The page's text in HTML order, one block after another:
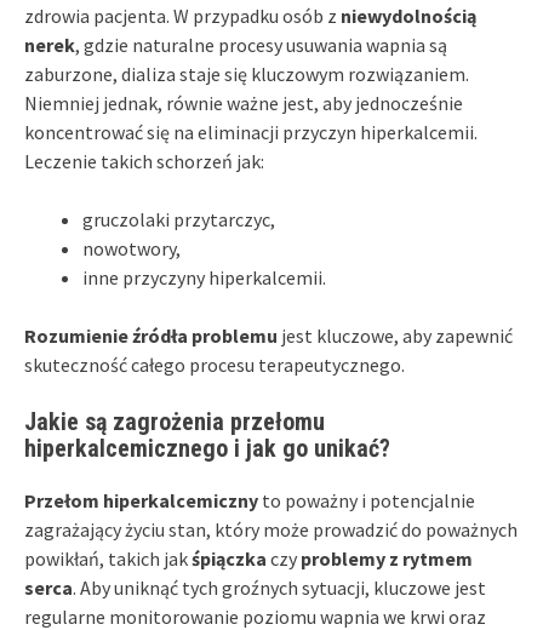
zdrowia pacjenta. W przypadku osób z niewydolnością
nerek, gdzie naturalne procesy usuwania wapnia są
zaburzone, dializa staje się kluczowym rozwiązaniem.
Niemniej jednak, równie ważne jest, aby jednocześnie
koncentrować się na eliminacji przyczyn hiperkalcemii.
Leczenie takich schorzeń jak:
gruczolaki przytarczyc,
nowotwory,
inne przyczyny hiperkalcemii.
Rozumienie źródła problemu jest kluczowe, aby zapewnić
skuteczność całego procesu terapeutycznego.
Jakie są zagrożenia przełomu
hiperkalcemicznego i jak go unikać?
Przełom hiperkalcemiczny to poważny i potencjalnie
zagrażający życiu stan, który może prowadzić do poważnych
powikłań, takich jakśpiączka czy problemy z rytmem
serca. Aby uniknąć tych groźnych sytuacji, kluczowe jest
regularne monitorowanie poziomu wapnia we krwi oraz